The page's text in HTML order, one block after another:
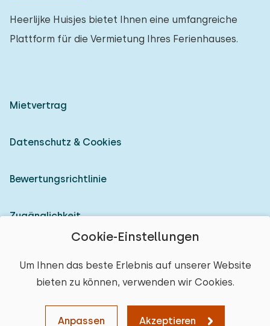
Cookie-Einstellungen
Um Ihnen das beste Erlebnis auf unserer Website
bieten zu können, verwenden wir Cookies.
Anpassen Akzeptieren
Heerlijke Huisjes bietet Ihnen eine umfangreiche
Plattform für die Vermietung Ihres Ferienhauses.
Mietvertrag
Datenschutz & Cookies
Bewertungsrichtlinie
Zugänglichkeit
© 2026 Heerlijke Huisjes (eingetragene Marke)